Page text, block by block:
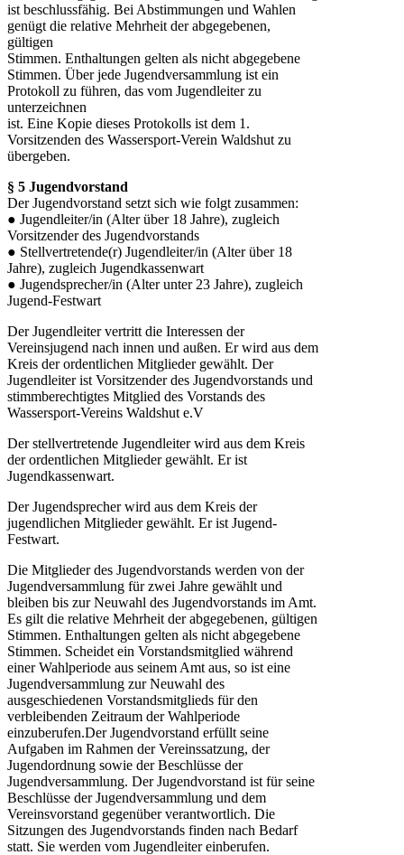
ist beschlussfähig. Bei Abstimmungen und Wahlen
genügt die relative Mehrheit der abgegebenen,
gültigen
Stimmen. Enthaltungen gelten als nicht abgegebene
Stimmen. Über jede Jugendversammlung ist ein
Protokoll zu führen, das vom Jugendleiter zu
unterzeichnen
ist. Eine Kopie dieses Protokolls ist dem 1.
Vorsitzenden des Wassersport-Verein Waldshut zu
übergeben.
§ 5 Jugendvorstand
Der Jugendvorstand setzt sich wie folgt zusammen:
● Jugendleiter/in (Alter über 18 Jahre), zugleich
Vorsitzender des Jugendvorstands
● Stellvertretende(r) Jugendleiter/in (Alter über 18
Jahre), zugleich Jugendkassenwart
● Jugendsprecher/in (Alter unter 23 Jahre), zugleich
Jugend-Festwart
Der Jugendleiter vertritt die Interessen der
Vereinsjugend nach innen und außen. Er wird aus dem
Kreis der ordentlichen Mitglieder gewählt. Der
Jugendleiter ist Vorsitzender des Jugendvorstands und
stimmberechtigtes Mitglied des Vorstands des
Wassersport-Vereins Waldshut e.V
Der stellvertretende Jugendleiter wird aus dem Kreis
der ordentlichen Mitglieder gewählt. Er ist
Jugendkassenwart.
Der Jugendsprecher wird aus dem Kreis der
jugendlichen Mitglieder gewählt. Er ist Jugend-
Festwart.
Die Mitglieder des Jugendvorstands werden von der
Jugendversammlung für zwei Jahre gewählt und
bleiben bis zur Neuwahl des Jugendvorstands im Amt.
Es gilt die relative Mehrheit der abgegebenen, gültigen
Stimmen. Enthaltungen gelten als nicht abgegebene
Stimmen. Scheidet ein Vorstandsmitglied während
einer Wahlperiode aus seinem Amt aus, so ist eine
Jugendversammlung zur Neuwahl des
ausgeschiedenen Vorstandsmitglieds für den
verbleibenden Zeitraum der Wahlperiode
einzuberufen.Der Jugendvorstand erfüllt seine
Aufgaben im Rahmen der Vereinssatzung, der
Jugendordnung sowie der Beschlüsse der
Jugendversammlung. Der Jugendvorstand ist für seine
Beschlüsse der Jugendversammlung und dem
Vereinsvorstand gegenüber verantwortlich. Die
Sitzungen des Jugendvorstands finden nach Bedarf
statt. Sie werden vom Jugendleiter einberufen.